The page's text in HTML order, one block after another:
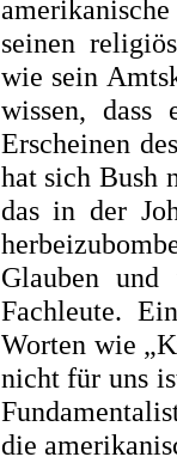
seinen
wie sein
wissen,
Erscheinen
hat sich Bush
das in der
Glauben
Fachleute.
Worten wie
nicht für uns
die